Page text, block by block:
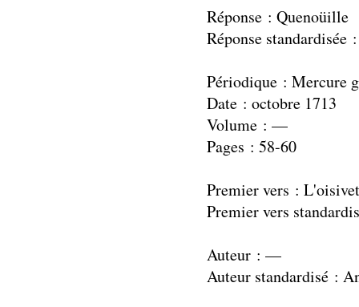
Réponse : Quenoüille
Réponse standardisée
Périodique : Mercure
Date : octobre 1713
Volume : —
Pages : 58-60
Premier vers :
Premier vers
Auteur : —
Auteur standardisé :